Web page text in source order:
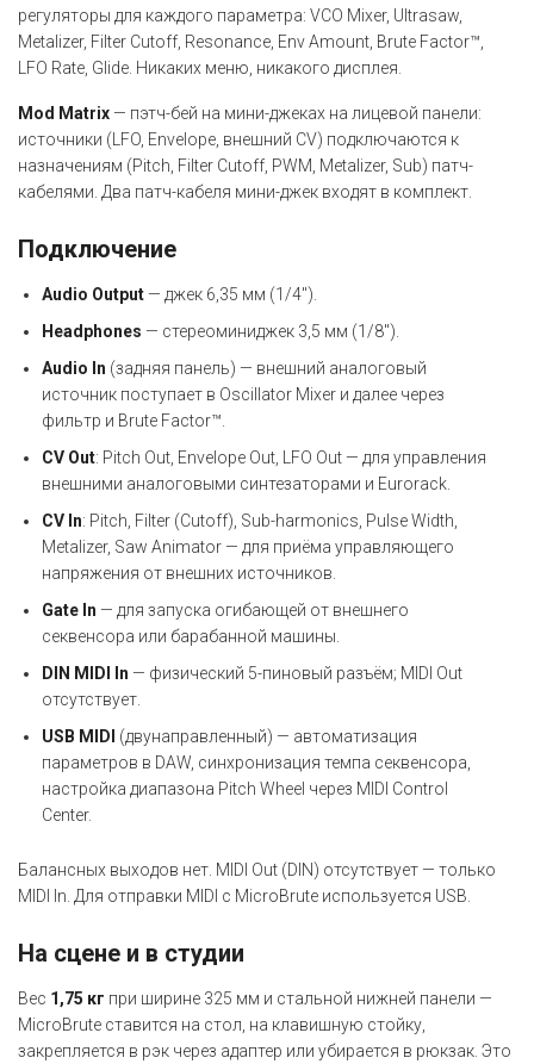
регуляторы для каждого параметра: VCO Mixer, Ultrasaw,
Metalizer, Filter Cutoff, Resonance, Env Amount, Brute Factor™,
LFO Rate, Glide. Никаких меню, никакого дисплея.
Mod Matrix — пэтч-бей на мини-джеках на лицевой панели:
источники (LFO, Envelope, внешний CV) подключаются к
назначениям (Pitch, Filter Cutoff, PWM, Metalizer, Sub) патч-
кабелями. Два патч-кабеля мини-джек входят в комплект.
Подключение
Audio Output — джек 6,35 мм (1/4").
Headphones — стереоминиджек 3,5 мм (1/8").
Audio In (задняя панель) — внешний аналоговый
источник поступает в Oscillator Mixer и далее через
фильтр и Brute Factor™.
CV Out: Pitch Out, Envelope Out, LFO Out — для управления
внешними аналоговыми синтезаторами и Eurorack.
CV In: Pitch, Filter (Cutoff), Sub-harmonics, Pulse Width,
Metalizer, Saw Animator — для приёма управляющего
напряжения от внешних источников.
Gate In — для запуска огибающей от внешнего
секвенсора или барабанной машины.
DIN MIDI In — физический 5-пиновый разъём; MIDI Out
отсутствует.
USB MIDI (двунаправленный) — автоматизация
параметров в DAW, синхронизация темпа секвенсора,
настройка диапазона Pitch Wheel через MIDI Control
Center.
Балансных выходов нет. MIDI Out (DIN) отсутствует — только
MIDI In. Для отправки MIDI с MicroBrute используется USB.
На сцене и в студии
Вес 1,75 кг при ширине 325 мм и стальной нижней панели —
MicroBrute ставится на стол, на клавишную стойку,
закрепляется в рэк через адаптер или убирается в рюкзак. Это